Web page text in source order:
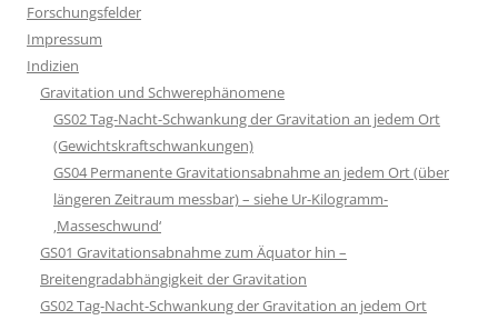
Forschungsfelder
Impressum
Indizien
Gravitation und Schwerephänomene
GS02 Tag-Nacht-Schwankung der Gravitation an jedem Ort
(Gewichtskraftschwankungen)
GS04 Permanente Gravitationsabnahme an jedem Ort (über
längeren Zeitraum messbar) – siehe Ur-Kilogramm-
‚Masseschwund‘
GS01 Gravitationsabnahme zum Äquator hin –
Breitengradabhängigkeit der Gravitation
GS02 Tag-Nacht-Schwankung der Gravitation an jedem Ort